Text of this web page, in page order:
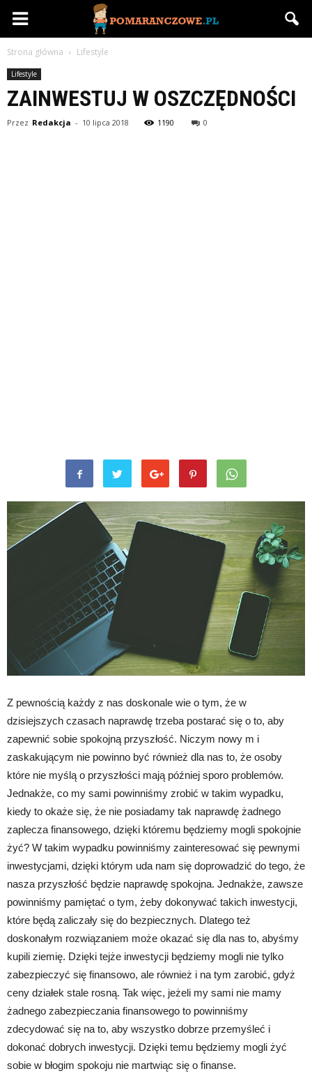
Pomaranczowe.pl
Strona główna Lifestyle
Lifestyle
ZAINWESTUJ W OSZCZĘDNOŚCI
Przez Redakcja - 10 lipca 2018 1190 0
Z pewnością każdy z nas doskonale wie o tym, że w
dzisiejszych czasach naprawdę trzeba postarać się o to, aby
zapewnić sobie spokojną przyszłość. Niczym nowy m i
zaskakującym nie powinno być również dla nas to, że osoby
które nie myślą o przyszłości mają później sporo problemów.
Jednakże, co my sami powinniśmy zrobić w takim wypadku,
kiedy to okaże się, że nie posiadamy tak naprawdę żadnego
zaplecza finansowego, dzięki któremu będziemy mogli spokojnie
żyć? W takim wypadku powinniśmy zainteresować się pewnymi
inwestycjami, dzięki którym uda nam się doprowadzić do tego, że
nasza przyszłość będzie naprawdę spokojna. Jednakże, zawsze
powinniśmy pamiętać o tym, żeby dokonywać takich inwestycji,
które będą zaliczały się do bezpiecznych. Dlatego też
doskonałym rozwiązaniem może okazać się dla nas to, abyśmy
kupili ziemię. Dzięki tejże inwestycji będziemy mogli nie tylko
zabezpieczyć się finansowo, ale również i na tym zarobić, gdyż
ceny działek stale rosną. Tak więc, jeżeli my sami nie mamy
żadnego zabezpieczania finansowego to powinniśmy
zdecydować się na to, aby wszystko dobrze przemyśleć i
dokonać dobrych inwestycji. Dzięki temu będziemy mogli żyć
sobie w błogim spokoju nie martwiąc się o finanse.